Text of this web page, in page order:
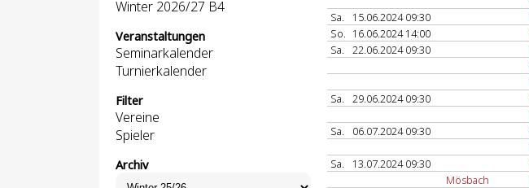
Winter 2026/27 B4
Veranstaltungen
Seminarkalender
Turnierkalender
Filter
Vereine
Spieler
Archiv
Sa.
15.06.2024 09:30
So. 16.06.2024 14:00
Sa.
22.06.2024 09:30
Sa.
29.06.2024 09:30
Sa.
06.07.2024 09:30
Sa.
13.07.2024 09:30
Mösbach